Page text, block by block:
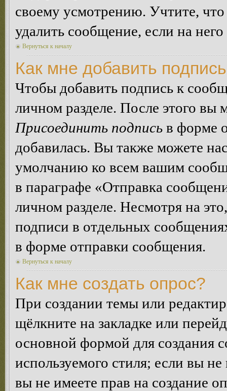
своему усмотрению. Учтите,
удалить сообщение, если на
Вернуться к началу
Как мне добавить
Чтобы добавить подпись к
личном разделе. После этого
Присоединить подпись в форме
добавилась. Вы также можете
умолчанию ко всем вашим
в параграфе «Отправка
личном разделе. Несмотря на
подписи в отдельных
в форме отправки сообщения.
Вернуться к началу
Как мне создать опрос?
При создании темы или
щёлкните на закладке или
основной формой для создания
используемого стиля; если вы
вы не имеете прав на создание